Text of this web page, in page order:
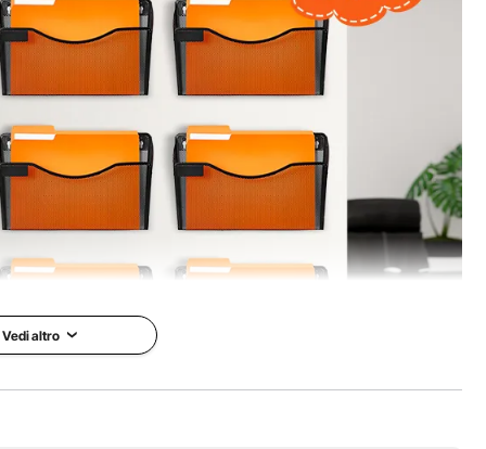
da parati. Con questa soluzione elegante e salvaspazio
Vedi altro